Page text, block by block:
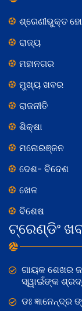
ଶ୍ରେଣୀଭୁକ୍ତ
ରାଜ୍ୟ
ମହାନଗର
ମୁଖ୍ୟ ଖବର
ରାଜନୀତି
ଶିକ୍ଷା
ମନୋରଞ୍ଜନ
ଦେଶ- ବିଦେଶ
ଖେଳ
ବିଶେଷ
ଟ୍ରେଣ୍ଡିଂ
ଗାୟକ ଶେଖର
ସ୍ୱାଇଁଙ୍କ
ଡଃ ଜ୍ଞାନେନ୍ଦ୍ର